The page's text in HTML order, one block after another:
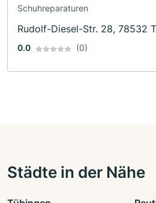
Schuhreparaturen
Rudolf-Diesel-Str. 28, 78532
0.0 (0)
Städte in der Nähe